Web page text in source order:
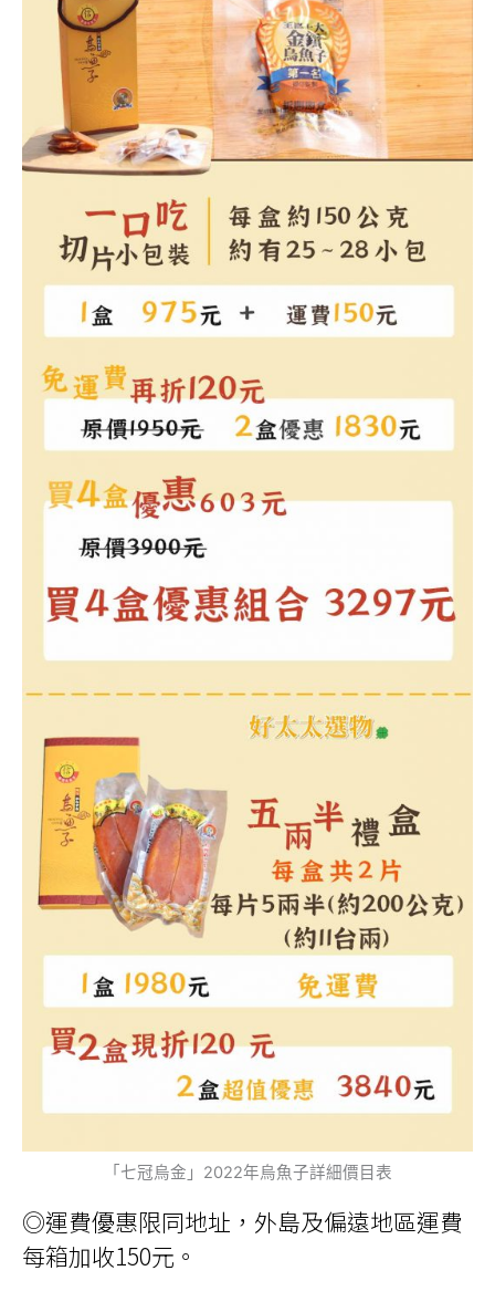
「七冠烏金」2022年烏魚子詳細價目表
◎運費優惠限同地址，外島及偏遠地區運費
每箱加收150元。